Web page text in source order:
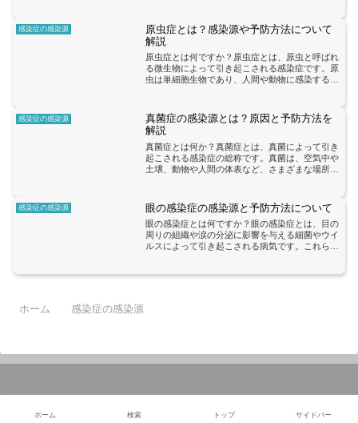
染が広がることが特徴...
感染症の感染源
原虫症とは？感染源や予防方法について
解説
原虫症とは何ですか？原虫症とは、原虫と呼ばれ
る微生物によって引き起こされる感染症です。原
虫は単細胞生物であり、人間や動物に感染するこ
体内に侵入し感染が広...
感染症の感染源
真菌症の感染源とは？原因と予防方法を
解説
真菌症とは何か？真菌症とは、真菌によって引き
起こされる感染症の総称です。真菌は、空気中や
土壌、動物や人間の体表など、さまざまな場所に
共存しています。しか...
感染症の感染源 眼の感染症の感染源と予防方法について
眼の感染症とは何ですか？眼の感染症とは、目の
周りの組織や涙の分泌に影響を与える細菌やウイ
ルスによって引き起こされる病気です。これらの
は結膜炎です。これは...
ホーム 感染症の感染源
© 2023 感染症と免疫力アップ
ホーム 検索 トップ サイドバー